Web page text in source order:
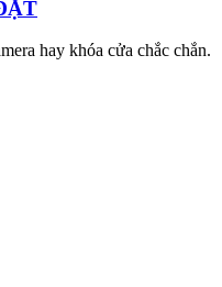
hay khóa cửa chắc chắn.